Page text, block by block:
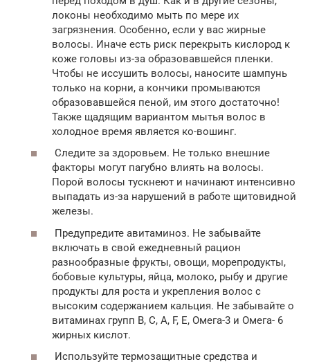
локоны необходимо мыть по мере их
загрязнения. Особенно, если у вас жирные
волосы. Иначе есть риск перекрыть кислород к
коже головы из-за образовавшейся пленки.
Чтобы не иссушить волосы, наносите шампунь
только на корни, а кончики промываются
образовавшейся пеной, им этого достаточно!
Также щадящим вариантом мытья волос в
холодное время является ко-вошинг.
Следите за здоровьем. Не только внешние
факторы могут пагубно влиять на волосы.
Порой волосы тускнеют и начинают интенсивно
выпадать из-за нарушений в работе щитовидной
железы.
Предупредите авитаминоз. Не забывайте
включать в свой ежедневный рацион
разнообразные фрукты, овощи, морепродукты,
бобовые культуры, яйца, молоко, рыбу и другие
продукты для роста и укрепления волос с
высоким содержанием кальция. Не забывайте о
витаминах групп B, C, A, F, E, Омега-3 и Омега- 6
жирных кислот.
Используйте термозащитные средства и